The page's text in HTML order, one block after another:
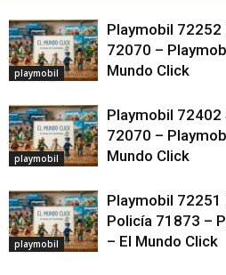
playmobil
Playmobil
72070 –
Mundo Click
playmobil
Playmobil
72070 –
Mundo Click
playmobil
Playmobil 72251
Policía 71873 –
– El Mundo Click